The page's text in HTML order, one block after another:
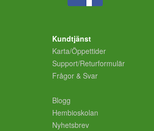
Kundtjänst
Karta/Öppettider
Support/Returformulär
Frågor & Svar
Blogg
Hembioskolan
Nyhetsbrev